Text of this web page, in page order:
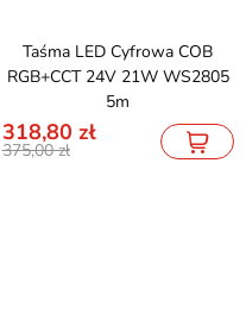
Taśma LED Cyfrowa COB
RGB+CCT 24V 21W WS2805
5m
318,80
375,00